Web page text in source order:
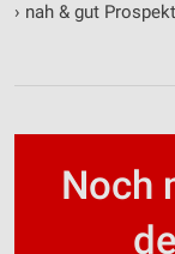
› nah & gut
Noch